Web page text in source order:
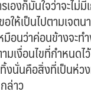
องก็มั่นใจว่าจะไ
อให้เป็นไปตามเ
อนว่าค่อนข้างจะ
เงื่อนไขที่กำหนด
นคือสิ่งที่เป็นห่ว
ล่าว